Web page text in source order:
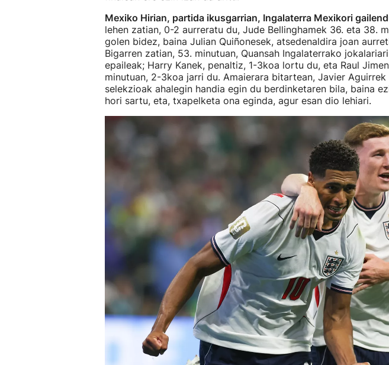
Mexiko Hirian, partida ikusgarrian, Ingalaterra Mexikori
lehen zatian, 0-2 aurreratu du, Jude Bellinghamek 36. eta 38.
golen bidez, baina Julian Quiñonesek, atsedenaldira joan
Bigarren zatian, 53. minutuan, Quansah Ingalaterrako
epaileak; Harry Kanek, penaltiz, 1-3koa lortu du, eta Raul
minutuan, 2-3koa jarri du. Amaierara bitartean, Javier
selekzioak ahalegin handia egin du berdinketaren bila, baina
hori sartu, eta, txapelketa ona eginda, agur esan dio lehiari.